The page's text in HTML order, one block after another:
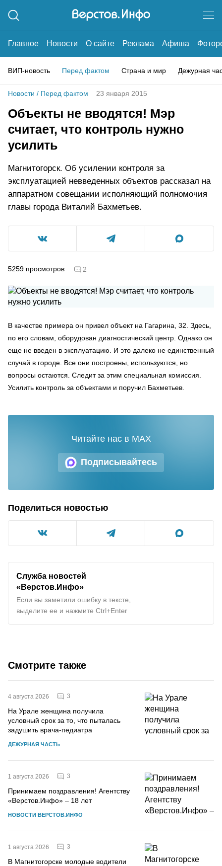
Главное Новости О сайте Реклама Афиша
ВИП-новость Перед фактом Страна и мир Дежурная
Новости / Перед фактом 23 января 2015
Объекты не вводятся! Мэр
считает, что контроль нужно
усилить
Магнитогорск. Об усилении контроля за
эксплуатацией невведенных объектов рассказал на
аппаратном совещании исполняющий полномочия
главы города Виталий Бахметьев.
5259 просмотров 2
В качестве примера он привел объект на Гагарина, 32. Здесь,
по его словам, оборудован диагностический центр. Однако он
еще не введен в эксплуатацию. И это далеко не единственный
случай в городе. Все они построены, используются, но
вопросы остаются. Следит за этим специальная комиссия.
Усилить контроль за объектами и поручил Бахметьев.
Подписывайтесь
Читайте нас в MAX
Поделиться новостью
Служба новостей
«Верстов.Инфо»
Если вы заметили ошибку в тексте,
выделите ее и нажмите Ctrl+Enter
Смотрите также
4 августа 2026 3
На Урале женщина получила
условный срок за то, что пыталась
задушить врача-педиатра
ДЕЖУРНАЯ ЧАСТЬ
1 августа 2026 3
Принимаем поздравления! Агентству
«Верстов.Инфо» – 18 лет
НОВОСТИ ВЕРСТОВ.ИНФО
1 августа 2026 3
В Магнитогорске молодые водители